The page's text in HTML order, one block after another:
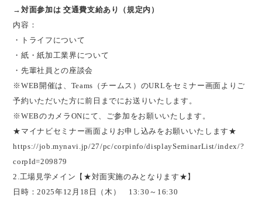
→対面参加は 交通費支給あり（規定内）
内容：
・トライフについて
・紙・紙加工業界について
・先輩社員との座談会
※WEB開催は、Teams（チームス）のURLをセミナー画面よりご
予約いただいた方に前日までにお送りいたします。
※WEBのカメラONにて、ご参加をお願いいたします。
★マイナビセミナー画面よりお申し込みをお願いいたします★
https://job.mynavi.jp/27/pc/corpinfo/displaySeminarList/index/?
corpId=209879
2.工場見学メイン【★対面実施のみとなります★】
日時：2025年12月18日（木） 13:30～16:30